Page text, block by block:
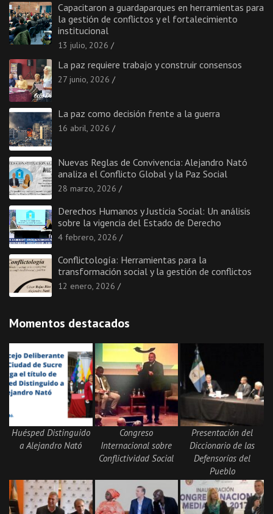
Capacitaron a guardaparques en herramientas para
la gestión de conflictos y el fortalecimiento
institucional
13 julio, 2026
La paz requiere trabajo y construir consensos
27 junio, 2026
La paz como decisión frente a la guerra
16 abril, 2026
Nuevas Reglas de Convivencia: Alejandro Nató
analiza el Conflicto Global y la Paz Social
28 marzo, 2026
Derechos Humanos y Justicia Social: Un análisis
sobre la vigencia del Estado de Derecho
4 febrero, 2026
Conflictología: Herramientas para la
transformación social y la gestión de conflictos
12 enero, 2026
Momentos destacados
Huésped Distinguido
a Alejandro Nató
Congreso
Internacional sobre
Conflictividad Social
Presentación del
Diccionario de las
Defensorías del
Pueblo